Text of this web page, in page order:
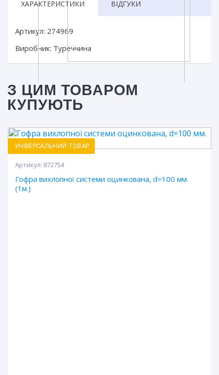
ХАРАКТЕРИСТИКИ ВІДГУКИ
Артикул: 274969
Виробник: Туреччина
З ЦИМ ТОВАРОМ
КУПУЮТЬ
УНІВЕРСАЛЬНИЙ ТОВАР
Артикул: 872754
Гофра вихлопної системи оцинкована, d=100 мм.
(1м.)